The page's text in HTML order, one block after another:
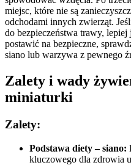
miejsc, które nie są
odchodami innych zwierząt.
do bezpieczeństwa trawy,
postawić na bezpieczne,
siano lub warzywa z pewnego
Zalety i wady
miniaturki
Zalety:
Podstawa diety – siano:
kluczowego dla zdrowia